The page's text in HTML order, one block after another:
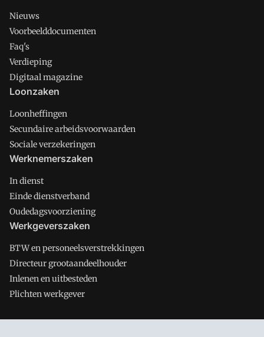
Nieuws
Voorbeelddocumenten
Faq's
Verdieping
Digitaal magazine
Loonzaken
Loonheffingen
Secundaire arbeidsvoorwaarden
Sociale verzekeringen
Werknemerszaken
In dienst
Einde dienstverband
Oudedagsvoorziening
Werkgeverszaken
BTW en personeelsverstrekkingen
Directeur grootaandeelhouder
Inlenen en uitbesteden
Plichten werkgever